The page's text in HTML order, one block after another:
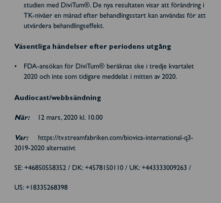
studien med DiviTum®. De nya resultaten visar att förändring i
TK-nivåer en månad efter behandlingsstart kan användas för att
utvärdera behandlingseffekt.
Väsentliga händelser efter periodens utgång
FDA-ansökan för DiviTum® beräknas ske i tredje kvartalet
2020 och inte som tidigare meddelat i mitten av 2020.
Audiocast/webbsändning
När:12 mars, 2020 kl. 10.00
Var:
https://tv.streamfabriken.com/biovica-international-q3-
2019-2020 alternativt
SE: +46850558352 / DK: +4578150110 / UK: +443333009263 /
US: +18335268398